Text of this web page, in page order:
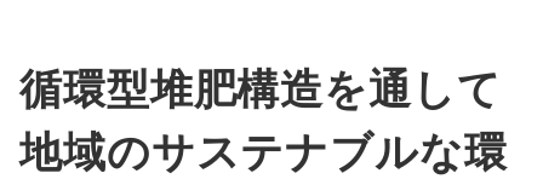
循環型堆肥構造を通して
地域のサステナブルな環